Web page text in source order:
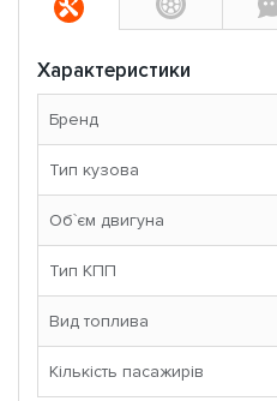
Характеристики
Бренд
Тип кузова
Об`єм двигуна
Тип КПП
Вид топлива
Кількість пасажирів